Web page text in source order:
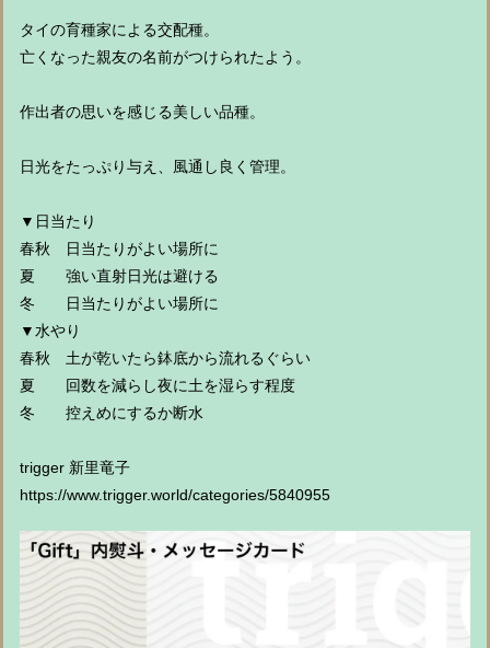
タイの育種家による交配種。
亡くなった親友の名前がつけられたよう。
作出者の思いを感じる美しい品種。
日光をたっぷり与え、風通し良く管理。
▼日当たり
春秋 日当たりがよい場所に
夏 強い直射日光は避ける
冬 日当たりがよい場所に
▼水やり
春秋 土が乾いたら鉢底から流れるぐらい
夏 回数を減らし夜に土を湿らす程度
冬 控えめにするか断水
trigger 新里竜子
https://www.trigger.world/categories/5840955